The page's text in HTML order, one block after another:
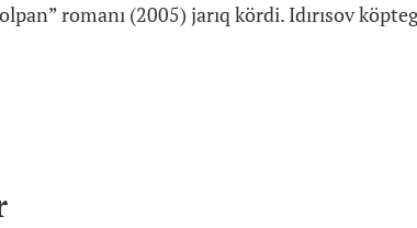
romanı (2005) jarıq kördi. Idırısov